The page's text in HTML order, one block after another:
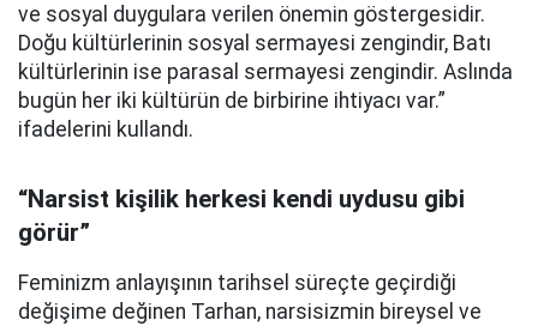
ve sosyal duygulara verilen önemin göstergesidir.
Doğu kültürlerinin sosyal sermayesi zengindir, Batı
kültürlerinin ise parasal sermayesi zengindir. Aslında
bugün her iki kültürün de birbirine ihtiyacı var.”
ifadelerini kullandı.
“Narsist kişilik herkesi kendi uydusu gibi
görür”
Feminizm anlayışının tarihsel süreçte geçirdiği
değişime değinen Tarhan, narsisizmin bireysel ve